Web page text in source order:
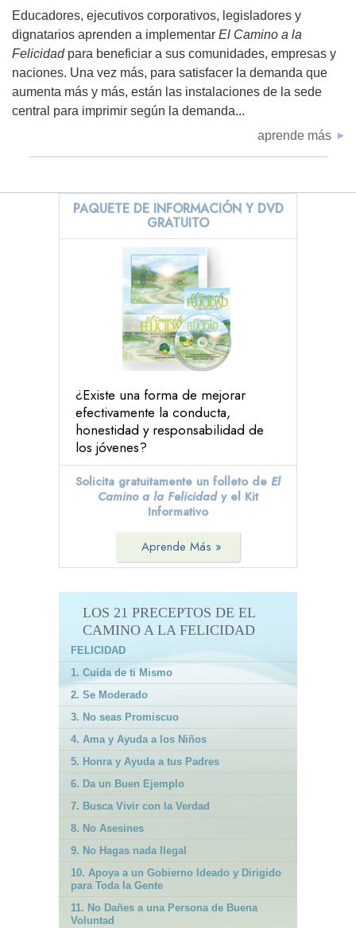
Educadores, ejecutivos corporativos, legisladores y
dignatarios aprenden a implementar El Camino a la
Felicidadpara beneficiar a sus comunidades, empresas y
naciones. Una vez más, para satisfacer la demanda que
aumenta más y más, están las instalaciones de la sede
central para imprimir según la demanda...
aprende más
PAQUETE DE INFORMACIÓN Y DVD
GRATUITO
¿Existe una forma de mejorar
efectivamente la conducta,
honestidad y responsabilidad de
los jóvenes?
Solicita gratuitamente un folleto de El
Camino a la Felicidady el Kit
Informativo
Aprende Más »
LOS 21 PRECEPTOS DE EL
CAMINO A LA FELICIDAD
FELICIDAD
1. Cuida de ti Mismo
2. Se Moderado
3. No seas Promiscuo
4. Ama y Ayuda a los Niños
5. Honra y Ayuda a tus Padres
6. Da un Buen Ejemplo
7. Busca Vivir con la Verdad
8. No Asesines
9. No Hagas nada Ilegal
10. Apoya a un Gobierno Ideado y Dirigido
para Toda la Gente
11. No Dañes a una Persona de Buena
Voluntad